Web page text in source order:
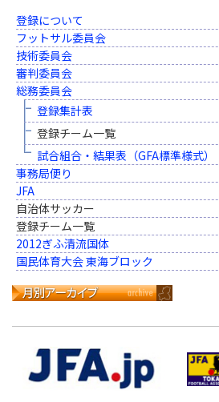
登録について
フットサル委員会
技術委員会
審判委員会
総務委員会
登録集計表
登録チーム一覧
試合組合・結果表（GFA標準様式）
事務局便り
JFA
自治体サッカー
登録チーム一覧
2012ぎふ清流国体
国民体育大会 東海ブロック